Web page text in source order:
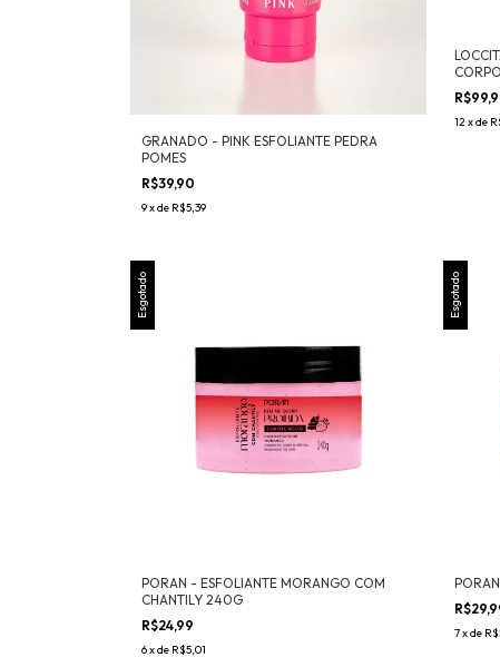
GRANADO - PINK ESFOLIANTE PEDRA
POMES
R$39,90
9xde R$5,39
12xde
Esgotado
PORAN - ESFOLIANTE MORANGO COM
CHANTILY 240G
R$24,99
6xde R$5,01
Esgotado
7xde